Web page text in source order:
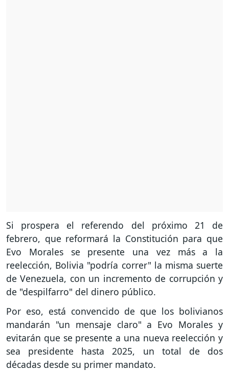
Si prospera el referendo del próximo 21 de
febrero, que reformará la Constitución para que
Evo Morales se presente una vez más a la
reelección, Bolivia "podría correr" la misma suerte
de Venezuela, con un incremento de corrupción y
de "despilfarro" del dinero público.
Por eso, está convencido de que los bolivianos
mandarán "un mensaje claro" a Evo Morales y
evitarán que se presente a una nueva reelección y
sea presidente hasta 2025, un total de dos
décadas desde su primer mandato.